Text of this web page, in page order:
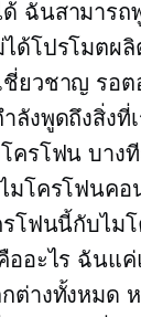
ฉันสามารถ
ด้โปรโมตผ
ชี่ยวชาญ รอต
ลังพูดถึงสิ่งที่
ครโฟน บาง
มโครโฟนคอ
รโฟนนี้กับไม
ออะไร ฉันแ
ต่างทั้งหมด